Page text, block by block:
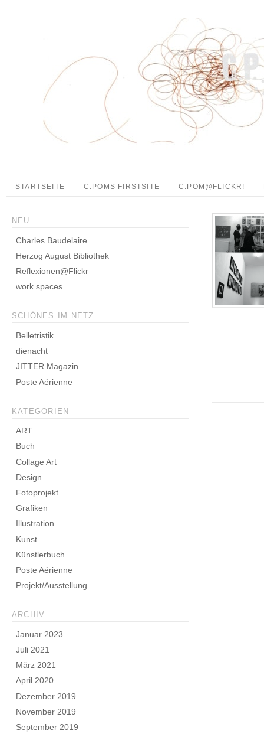
STARTSEITE C.POMS FIRSTSITE C.POM@FLICKR!
NEU
Charles Baudelaire
Herzog August Bibliothek
Reflexionen@Flickr
work spaces
SCHÖNES IM NETZ
Belletristik
dienacht
JITTER Magazin
Poste Aérienne
KATEGORIEN
ART
Buch
Collage Art
Design
Fotoprojekt
Grafiken
Illustration
Kunst
Künstlerbuch
Poste Aérienne
Projekt/Ausstellung
ARCHIV
Januar 2023
Juli 2021
März 2021
April 2020
Dezember 2019
November 2019
September 2019